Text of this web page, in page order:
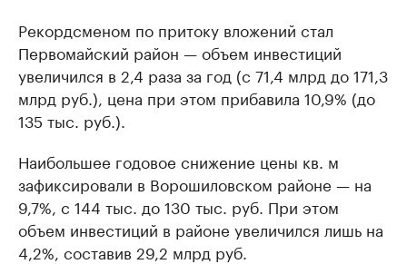
Рекордсменом по притоку вложений стал
Первомайский район — объем инвестиций
увеличился в 2,4 раза за год (с 71,4 млрд до 171,3
млрд руб.), цена при этом прибавила 10,9% (до
135 тыс. руб.).
Наибольшее годовое снижение цены кв. м
зафиксировали в Ворошиловском районе — на
9,7%, с 144 тыс. до 130 тыс. руб. При этом
объем инвестиций в районе увеличился лишь на
4,2%, составив 29,2 млрд руб.